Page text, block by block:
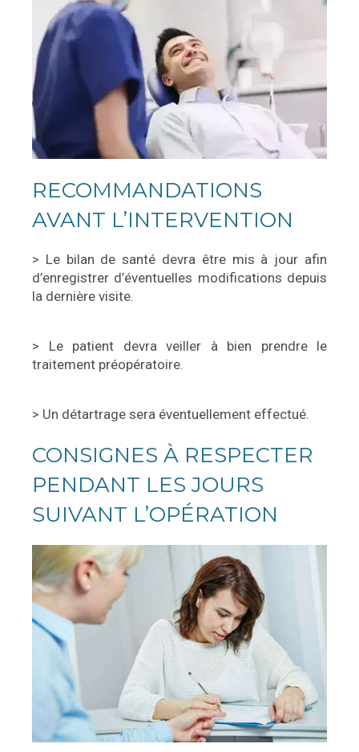
RECOMMANDATIONS
AVANT L’INTERVENTION
> Le bilan de santé devra être mis à jour afin
d’enregistrer d’éventuelles modifications depuis
la dernière visite.
> Le patient devra veiller à bien prendre le
traitement préopératoire.
> Un détartrage sera éventuellement effectué.
CONSIGNES À RESPECTER
PENDANT LES JOURS
SUIVANT L’OPÉRATION